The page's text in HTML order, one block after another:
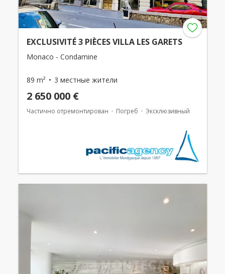
EXCLUSIVITÉ 3 PIÈCES VILLA LES GARETS
Monaco - Condamine
89 m² 3 местные жители
2 650 000 €
Частично отремонтирован Погреб Эксклюзивный